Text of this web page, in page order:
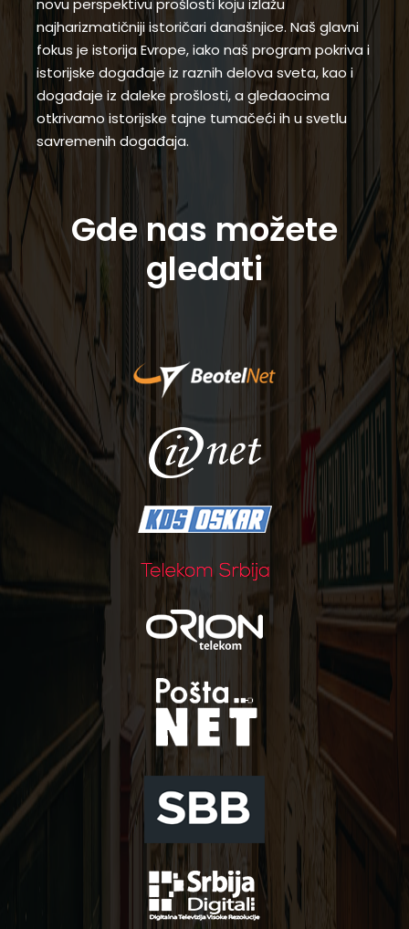
novu perspektivu prošlosti koju izlažu
najharizmatičniji istoričari današnjice. Naš glavni
fokus je istorija Evrope, iako naš program pokriva i
istorijske događaje iz raznih delova sveta, kao i
događaje iz daleke prošlosti, a gledaocima
otkrivamo istorijske tajne tumačeći ih u svetlu
savremenih događaja.
Gde nas možete
gledati